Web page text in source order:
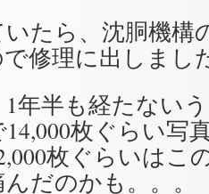
たら、沈胴機構
修理に出しまし
年半も経たない
枚ぐらい写
枚ぐらいはこ
だのかも。。。